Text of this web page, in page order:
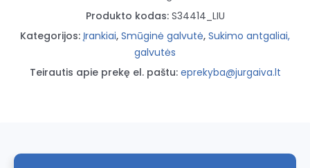
Produkto kodas: S34414_LIU
Kategorijos: Įrankiai, Smūginė galvutė, Sukimo antgaliai,
galvutės
Teirautis apie prekę el. paštu: eprekyba@jurgaiva.lt